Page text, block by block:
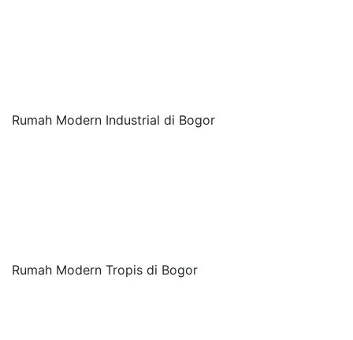
Rumah Modern Industrial di Bogor
Rumah Modern Tropis di Bogor